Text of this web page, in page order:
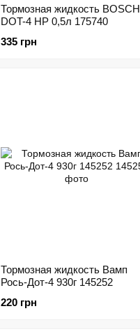
Тормозная жидкость BOSCH
DOT-4 HP 0,5л 175740
335 грн
Тормозная жидкость Вамп
Рось-Дот-4 930г 145252
220 грн